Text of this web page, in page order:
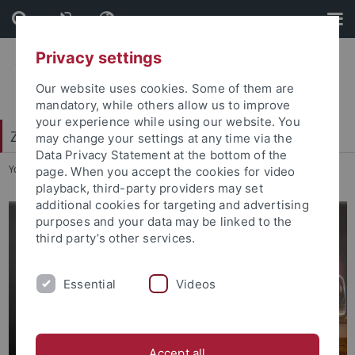
Skip
to
content
Skip
to
footer
Zentrum für Datenverarbeitung (ZDV)
You are here: Startseite ... Zentrum für Datenverarbeitung
Privacy settings
Our website uses cookies. Some of them are
mandatory, while others allow us to improve
your experience while using our website. You
may change your settings at any time via the
Data Privacy Statement at the bottom of the
page. When you accept the cookies for video
playback, third-party providers may set
additional cookies for targeting and advertising
purposes and your data may be linked to the
third party’s other services.
Essential Videos